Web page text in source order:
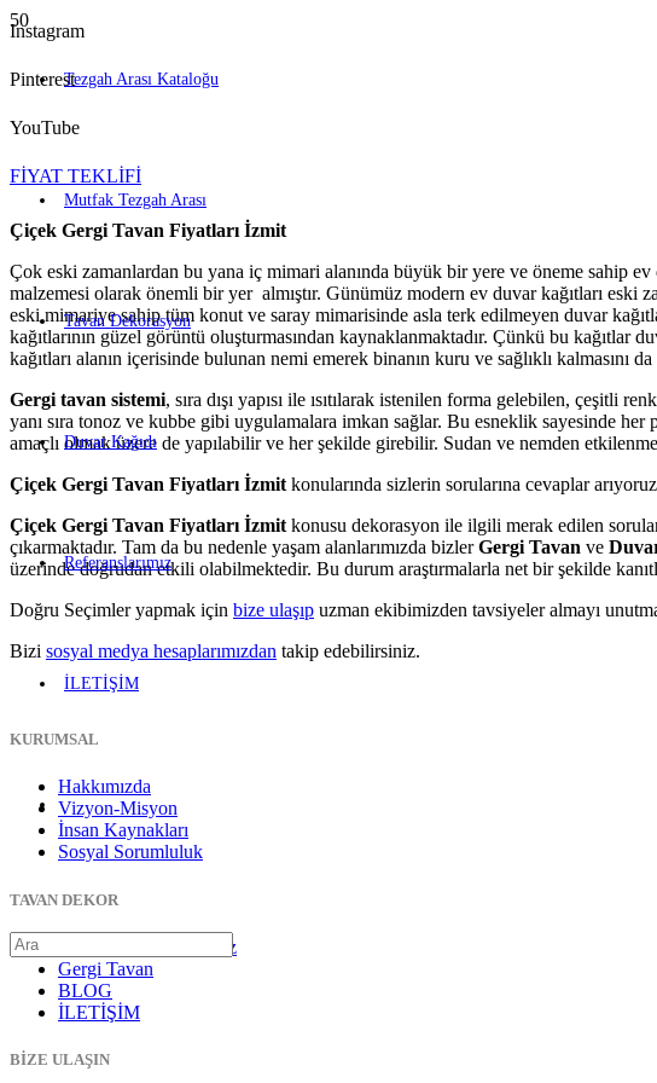
Instagram
Pinterest
YouTube
FİYAT TEKLİFİ
Tezgah Arası Kataloğu
Mutfak Tezgah Arası
Tavan Dekorasyon
Duvar Kağıdı
Referanslarımız
İLETİŞİM
Çiçek Gergi Tavan Fiyatları İzmit
Çok eski zamanlardan bu yana iç mimari alanında büyük bir yere ve öneme sahip
malzemesi olarak önemli bir yer almıştır. Günümüz modern ev duvar kağıtları eski
eski mimariye sahip tüm konut ve saray mimarisinde asla terk edilmeyen duvar
kağıtlarının güzel görüntü oluşturmasından kaynaklanmaktadır. Çünkü bu kağıtlar
kağıtları alanın içerisinde bulunan nemi emerek binanın kuru ve sağlıklı kalmasını da
Gergi tavan sistemi, sıra dışı yapısı ile ısıtılarak istenilen forma gelebilen, çeşitli
yanı sıra tonoz ve kubbe gibi uygulamalara imkan sağlar. Bu esneklik sayesinde
amaçlı olmak üzere de yapılabilir ve her şekilde girebilir. Sudan ve nemden
Çiçek Gergi Tavan Fiyatları İzmit konularında sizlerin sorularına cevaplar
Çiçek Gergi Tavan Fiyatları İzmit konusu dekorasyon ile ilgili merak edilen
çıkarmaktadır. Tam da bu nedenle yaşam alanlarımızda bizlerGergi Tavan ve
üzerinde doğrudan etkili olabilmektedir. Bu durum araştırmalarla net bir şekilde
Doğru Seçimler yapmak için bize ulaşıp uzman ekibimizden tavsiyeler almayı
Bizi sosyal medya hesaplarımızdan takip edebilirsiniz.
KURUMSAL
Hakkımızda
Vizyon-Misyon
İnsan Kaynakları
Sosyal Sorumluluk
TAVAN DEKOR
Önek Uygulamalarımız
Gergi Tavan
BLOG
İLETİŞİM
BİZE ULAŞIN